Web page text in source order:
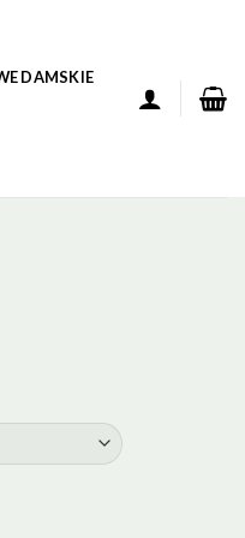
DAMSKIE